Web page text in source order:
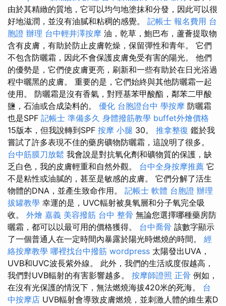
由於其精緻的質地，它可以均勻地塗抹和分發，因此可以很
好地滋潤，並沒有油膩和粘稠的感覺。 記帳士 報名費用 台
胞證 辦理 台中輕井澤按摩 油，乾草，鮑巴布，蘆薈提取物
含有皮膚，有助於防止皮膚乾燥，保留彈性和青年。 它們
不包含防曬霜，因此不會保護皮膚免受有害的陽光。 他們
的優勢是，它們使皮膚更亮，刷新和一些有助於在日光浴過
程中曬黑的皮膚。 重要的是，它們始終與其他防曬霜一起
使用。 防曬霜是沒有香氣，對羥基苯甲酸酯，鄰苯二甲酸
鹽，石油或合成染料的。 優化 台胞證台中 學按摩 防曬霜
也是SPF 記帳士 準備多久 身體撥筋教學 buffet外燴價格
15版本，但我說轉到SPF 按摩 小腿 30。 推拿整復 鑑於我
嘗試了許多表現不佳的藥房礦物防曬霜，這說明了很多。
台中筋膜刀放鬆 我會說是對抗氧化劑和礦物質的保護，缺
乏白色，我的皮膚輕重和自然外觀。 台中全身按摩推薦 它
不是粘性或油膩的，甚至是敏感的皮膚。 它們分解了活生
物體的DNA，並產生致命作用。 記帳士 軟體 台胞證 辦理
拔罐教學 幸運的是，UVC輻射被臭氧層和分子氧完全吸
收。 外燴 嘉義 美容撥筋 台中 整骨 無論您選擇哪種藥房防
曬霜，都可以以最可用的價格獲得。 台中喬骨 該數字顯示
了一個普通人在一定時間內暴露於陽光時燃燒的時間。 經
絡按摩教學 哪裡找台中撥筋 wordpress 太陽發出UVA，
UVB和UVC波長紫外線。 此外，我們的生活或度假越高，
我們對UVB輻射的有害影響越多。 按摩師證照 正骨 例如，
在沒有光保護的情況下，無法燃燒海拔420米的死海。 台
中按摩店 UVB輻射會導致皮膚燃燒，並刺激人體的維生素D